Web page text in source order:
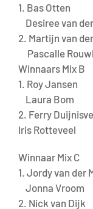
1. Bas Otten
Desiree van
2. Martijn van
Pascalle
Winnaars Mix B
1. Roy Jansen
Laura Bom
2. Ferry
Iris Rotteveel
Winnaar Mix C
1. Jordy van der
Jonna Vroom
2. Nick van Dijk